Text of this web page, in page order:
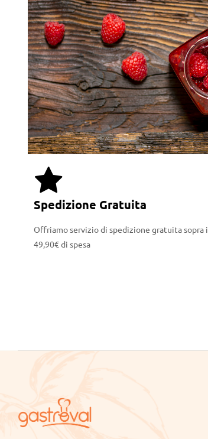
Spedizione Gratuita
Offriamo servizio di spedizione gratuita sopra i
49,90€ di spesa